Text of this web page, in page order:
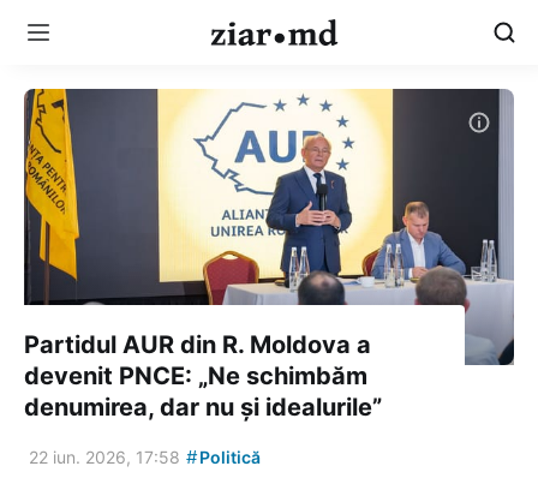
Partidul AUR din R. Moldova a
devenit PNCE: „Ne schimbăm
denumirea, dar nu și idealurile”
22 iun. 2026, 17:58 #Politică